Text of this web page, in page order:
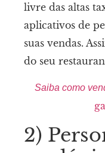
livre das altas
aplicativos de
suas vendas.
do seu
Saiba como
2)